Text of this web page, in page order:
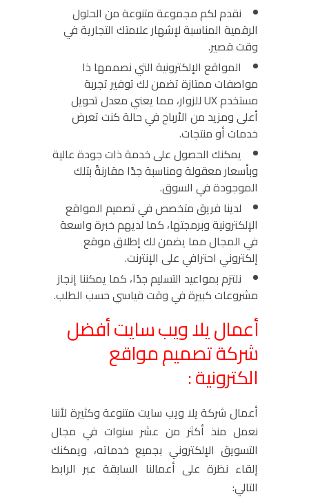
نقدم لكم مجموعة متنوعة من الحلول
الرقمية المناسبة لإشهار علامتك التجارية في
وقت قصير.
المواقع الإلكترونية التي نصممها ذا
مواصفات ممتازة تضمن لك توفير تجربة
مستخدم UX للزوار، مما يعني معدل تحويل
أعلى ومزيد من الأرباح في حالة كنت تعرض
خدمات أو منتجات.
يمكنك الحصول على خدمة ذات جودة عالية
وبأسعار معقولة ومناسبة جدًا مقارنةً بتلك
الموجودة في السوق.
لدينا فريق متخصص في تصميم المواقع
الإلكترونية وبرمجتها، كما لديهم خبرة واسعة
في المجال مما يضمن لك إطلاق موقع
إلكتروني احترافي على الإنترنت.
نلتزم بمواعيد التسليم جدًا، كما يمكننا إنجاز
مشروعات كبيرة في وقت قياسي حسب الطلب.
أعمال يلا ويب سايت أفضل
شركة تصميم مواقع
الكترونية :
أعمال شركة يلا ويب سايت متنوعة وكثيرة لأننا
نعمل منذ أكثر من عشر سنوات في مجال
التسويق الإلكتروني بجميع خدماته، ويمكنك
إلقاء نظرة على أعمالنا السابقة عبر الرابط
التالي: